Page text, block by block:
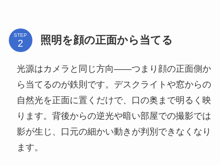
STEP 照明を顔の正面から当てる
光源はカメラと同じ方向——つまり顔の正面側か
ら当てるのが鉄則です。デスクライトや窓からの
自然光を正面に置くだけで、口の奥まで明るく映
ります。背後からの逆光や暗い部屋での撮影では
影が生じ、口元の細かい動きが判別できなくなり
ます。